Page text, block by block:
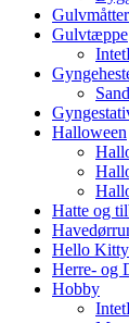
Gulvtæppe
Halloween
Hatte og
Hello
Herre- og
Hobby